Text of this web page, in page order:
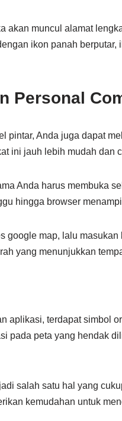
akan muncul alamat
ikon panah
Personal
pintar, Anda juga dapat
ini jauh lebih mudah dan
Anda harus membuka
hingga browser
google map, lalu
yang menunjukkan
aplikasi, terdapat simbol
pada peta yang hendak
salah satu hal yang
kemudahan untuk